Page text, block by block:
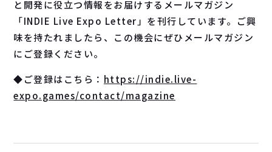
と開発に役立つ情報をお届けするメールマガジン
「INDIE Live Expo Letter」を刊行しています。ご興
味を持たれましたら、この機会にぜひメールマガジン
にご登録ください。
◆ご登録はこちら： https://indie.live-
expo.games/contact/magazine